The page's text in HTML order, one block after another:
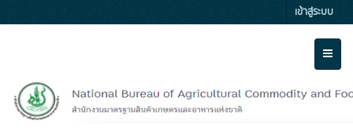
to
เข้าสู่ระบบ